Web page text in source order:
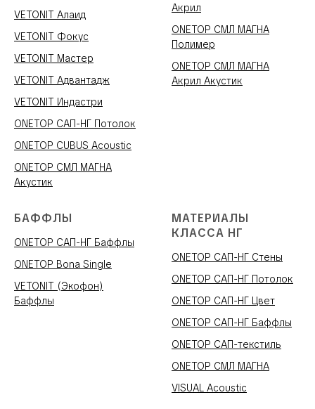
VETONIT Алаид
VETONIT Фокус
VETONIT Мастер
VETONIT Адвантадж
VETONIT Индастри
ONETOP САП-НГ Потолок
ONETOP CUBUS Acoustic
ONETOP СМЛ МАГНА
Акустик
Акрил
ONETOP СМЛ МАГНА
Полимер
ONETOP СМЛ МАГНА
Акрил Акустик
БАФФЛЫ
ONETOP САП-НГ Баффлы
ONETOP Bona Single
VETONIT (Экофон)
Баффлы
МАТЕРИАЛЫ
КЛАССА НГ
ONETOP САП-НГ Стены
ONETOP САП-НГ Потолок
ONETOP САП-НГ Цвет
ONETOP САП-НГ Баффлы
ONETOP САП-текстиль
ONETOP СМЛ МАГНА
VISUAL Acoustic